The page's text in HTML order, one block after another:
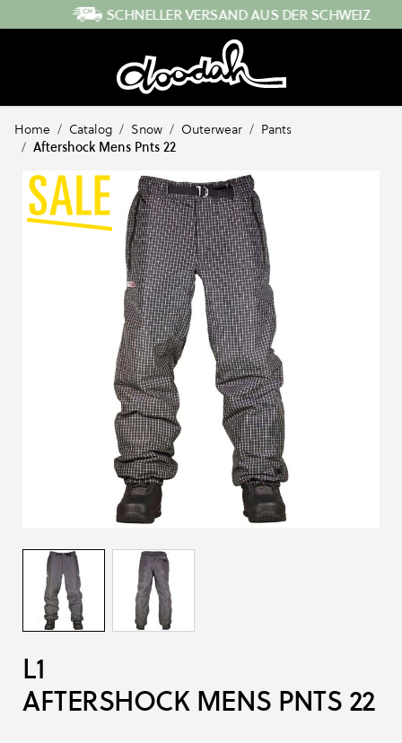
Direkt zum InhaltSCHNELLER VERSAND AUS DER SCHWEIZ
Home / Catalog / Snow / Outerwear / Pants
/ Aftershock Mens Pnts 22
L1
AFTERSHOCK MENS PNTS 22